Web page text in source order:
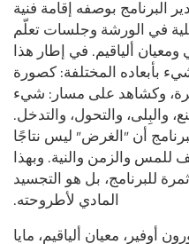
البرنامج بوصفه إقامة فنية
في الورشة وجلسات تعلّم
ومعيان ألياقيم. في إطار هذا
بأبعاده المختلفة: كصورة
وكشاهد على مسار: شيء
والبِلى، والتحول، والتدخل.
أن "الغرض" ليس نتاجًا
للمس والزمن والنية. وبهذا
للبرنامج، بل هو التجسيد
المادي لأطروحته.
أوفير، معيان ألياقيم، مايا